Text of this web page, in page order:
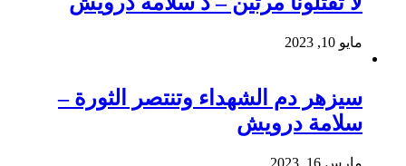
مايو 10, 2023
سيزهر دم الشهداء وتنتصر الثورة –
سلامة درويش
مارس 16, 2023